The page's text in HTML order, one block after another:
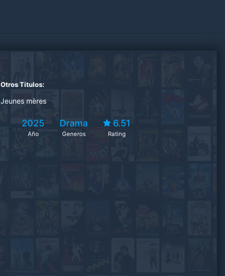
Otros Titulos:
Jeunes mères
2025
Año
Drama
Generos
6.51
Rating